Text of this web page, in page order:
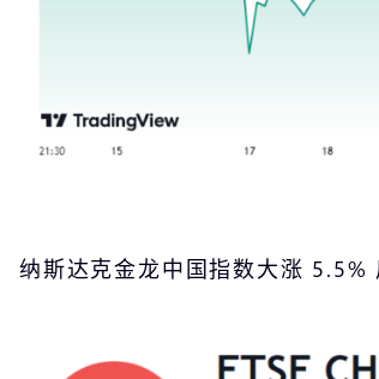
纳斯达克金龙中国指数大涨